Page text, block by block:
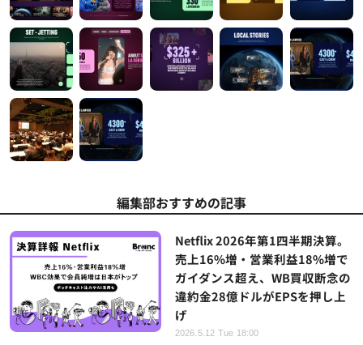
編集部おすすめの記事
Netflix 2026年第1四半期決算。
売上16%増・営業利益18%増で
ガイダンス超え、WB買収断念の
違約金28億ドルがEPSを押し上
げ
2026.5.12 Tue 18:00